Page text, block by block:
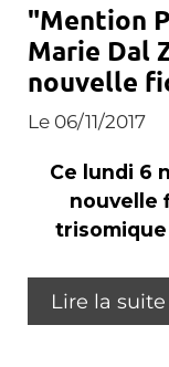
"Mention
Marie Dal
nouvelle
Le 06/11/2017
Ce lundi 6
nouvelle
Lire la suite